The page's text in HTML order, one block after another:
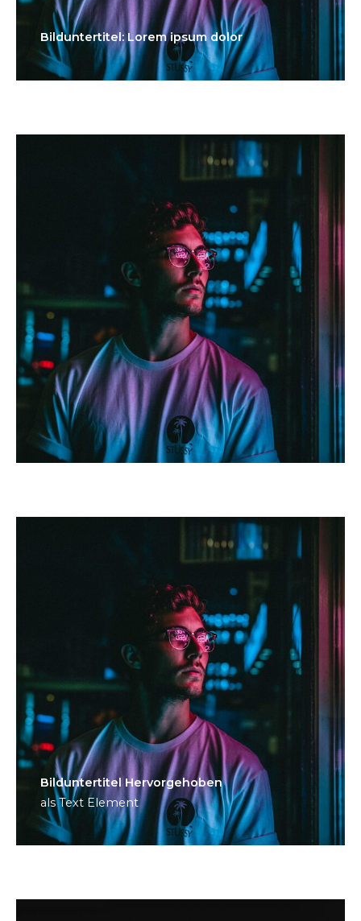
Bilduntertitel: Lorem ipsum dolor
Bild­unter­titel Hervorgehoben
als Text Element